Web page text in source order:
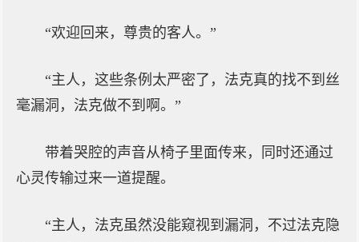
“欢迎回来，尊贵的客人。”
“主人，这些条例太严密了，法克真的找不到丝
毫漏洞，法克做不到啊。”
带着哭腔的声音从椅子里面传来，同时还通过
心灵传输过来一道提醒。
“主人，法克虽然没能窥视到漏洞，不过法克隐